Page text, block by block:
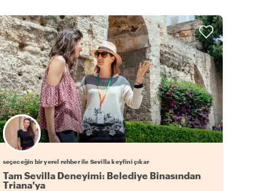
Favori yerel rehberini seç
seçeceğin bir yerel rehber ile Sevilla keyfini çıkar
Tam Sevilla Deneyimi: Belediye Binasından
Triana'ya